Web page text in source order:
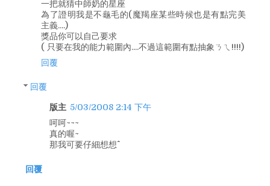
一把就猜中師奶的星座
為了證明我是不龜毛的(魔羯座某些時候也是有點完美
主義....)
獎品你可以自己要求
( 只要在我的能力範圍內....不過這範圍有點抽象ㄋㄟ!!!!)
回覆
回覆
版主 5/03/2008 2:14 下午
呵呵~~~
真的喔~
那我可要仔細想想^^
回覆